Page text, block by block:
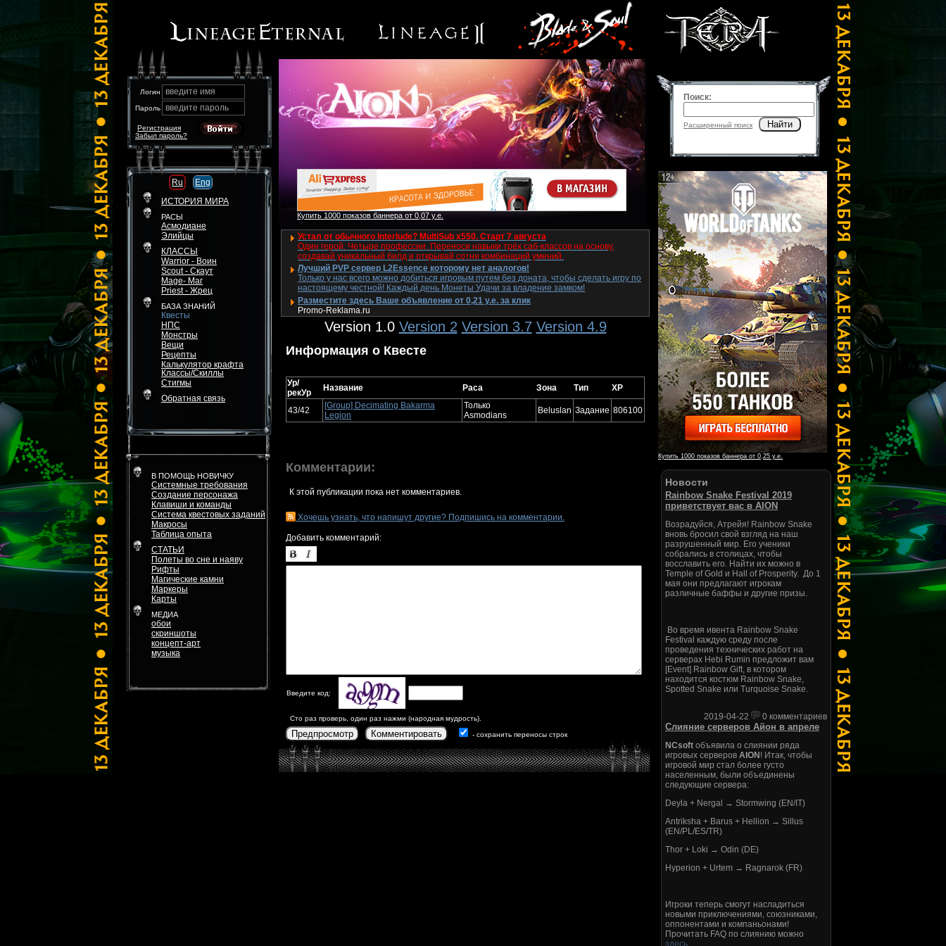
Логин введите имя
Пароль введите пароль
Забыл пароль?
Регистрация
Ru
Eng
ИСТОРИЯ МИРА
РАСЫ
Асмодиане
Элийцы
КЛАССЫ
Warrior - Воин
Scout - Скаут
Mage- Маг
Priest - Жрец
БАЗА ЗНАНИЙ
Квесты
НПС
Монстры
Вещи
Рецепты
Калькулятор крафта
Классы/Скиллы
Стигмы
Обратная связь
В ПОМОЩЬ НОВИЧКУ
Системные требования
Создание персонажа
Клавиши и команды
Система квестовых заданий
Макросы
Таблица опыта
СТАТЬИ
Полеты во сне и наяву
Рифты
Магические камни
Маркеры
Карты
МЕДИА
обои
скриншоты
концепт-арт
музыка
Купить 1000 показов баннера от 0,07 у.е.
Устал от обычного Interlude? MultiSub x550. Старт 7 августа
Один герой. Четыре профессии. Переноси навыки трёх саб-классов на основу,
создавай уникальный билд и открывай сотни комбинаций умений.
Лучший PVP сервер L2Essence которому нет аналогов!
Только у нас всего можно добиться игровым путем без доната, чтобы сделать игру по
настоящему честной! Каждый день Монеты Удачи за владение замком!
Разместите здесь Ваше объявление от 0,21 у.е. за клик
Promo-Reklama.ru
Version 1.0 Version 2 Version 3.7 Version 4.9
Информация о Квесте
Ур/
рекУр
Название Раса Зона Тип XP
43/42
[Group] Decimating Bakarma
Legion
Только
Asmodians
Beluslan Задание 806100
Комментарии:
К этой публикации пока нет комментариев.
Хочешь узнать, что напишут другие? Подпишись на комментарии.
Добавить комментарий:
Введите код:
Сто раз проверь, один раз нажми (народная мудрость).
Предпросмотр Комментировать - сохранить переносы строк
Поиск:
Расширенный поиск Найти
Купить 1000 показов баннера от 0,25 у.е.
Новости
Rainbow Snake Festival 2019
приветствует вас в AION
Возрадуйся, Атрейя! Rainbow Snake
вновь бросил свой взгляд на наш
разрушенный мир. Его ученики
собрались в столицах, чтобы
восславить его. Найти их можно в
Temple of Gold и Hall of Prosperity. До 1
мая они предлагают игрокам
различные баффы и другие призы.
Во время ивента Rainbow Snake
Festival каждую среду после
проведения технических работ на
серверах Hebi Rumin предложит вам
[Event] Rainbow Gift, в котором
находится костюм Rainbow Snake,
Spotted Snake или Turquoise Snake.
2019-04-22 0 комментариев
Слияние серверов Айон в апреле
NCsoft объявила о слиянии ряда
игровых серверов AION ! Итак, чтобы
игровой мир стал более густо
населенным, были объединены
следующие сервера:
Deyla + Nergal → Stormwing (EN/IT)
Antriksha + Barus + Hellion → Sillus
(EN/PL/ES/TR)
Thor + Loki → Odin (DE)
Hyperion + Urtem → Ragnarok (FR)
Игроки теперь смогут насладиться
новыми приключениями, союзниками,
оппонентами и компаньонами!
Прочитать FAQ по слиянию можно